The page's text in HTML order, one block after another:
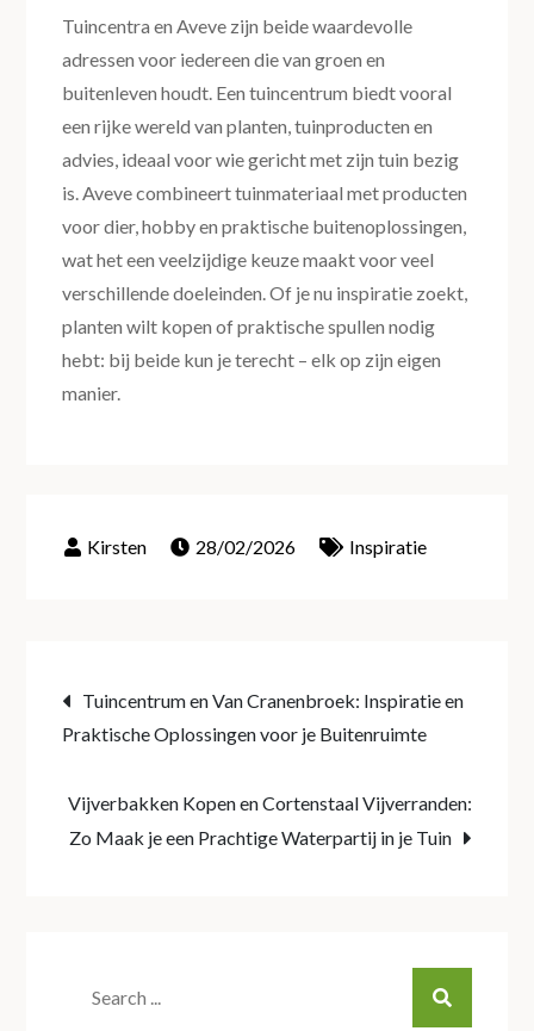
Tuincentra en Aveve zijn beide waardevolle
adressen voor iedereen die van groen en
buitenleven houdt. Een tuincentrum biedt vooral
een rijke wereld van planten, tuinproducten en
advies, ideaal voor wie gericht met zijn tuin bezig
is. Aveve combineert tuinmateriaal met producten
voor dier, hobby en praktische buitenoplossingen,
wat het een veelzijdige keuze maakt voor veel
verschillende doeleinden. Of je nu inspiratie zoekt,
planten wilt kopen of praktische spullen nodig
hebt: bij beide kun je terecht – elk op zijn eigen
manier.
28/02/2026 Inspiratie
Post
navigation
Tuincentrum en Van Cranenbroek: Inspiratie en
Praktische Oplossingen voor je Buitenruimte
Vijverbakken Kopen en Cortenstaal Vijverranden:
Zo Maak je een Prachtige Waterpartij in je Tuin